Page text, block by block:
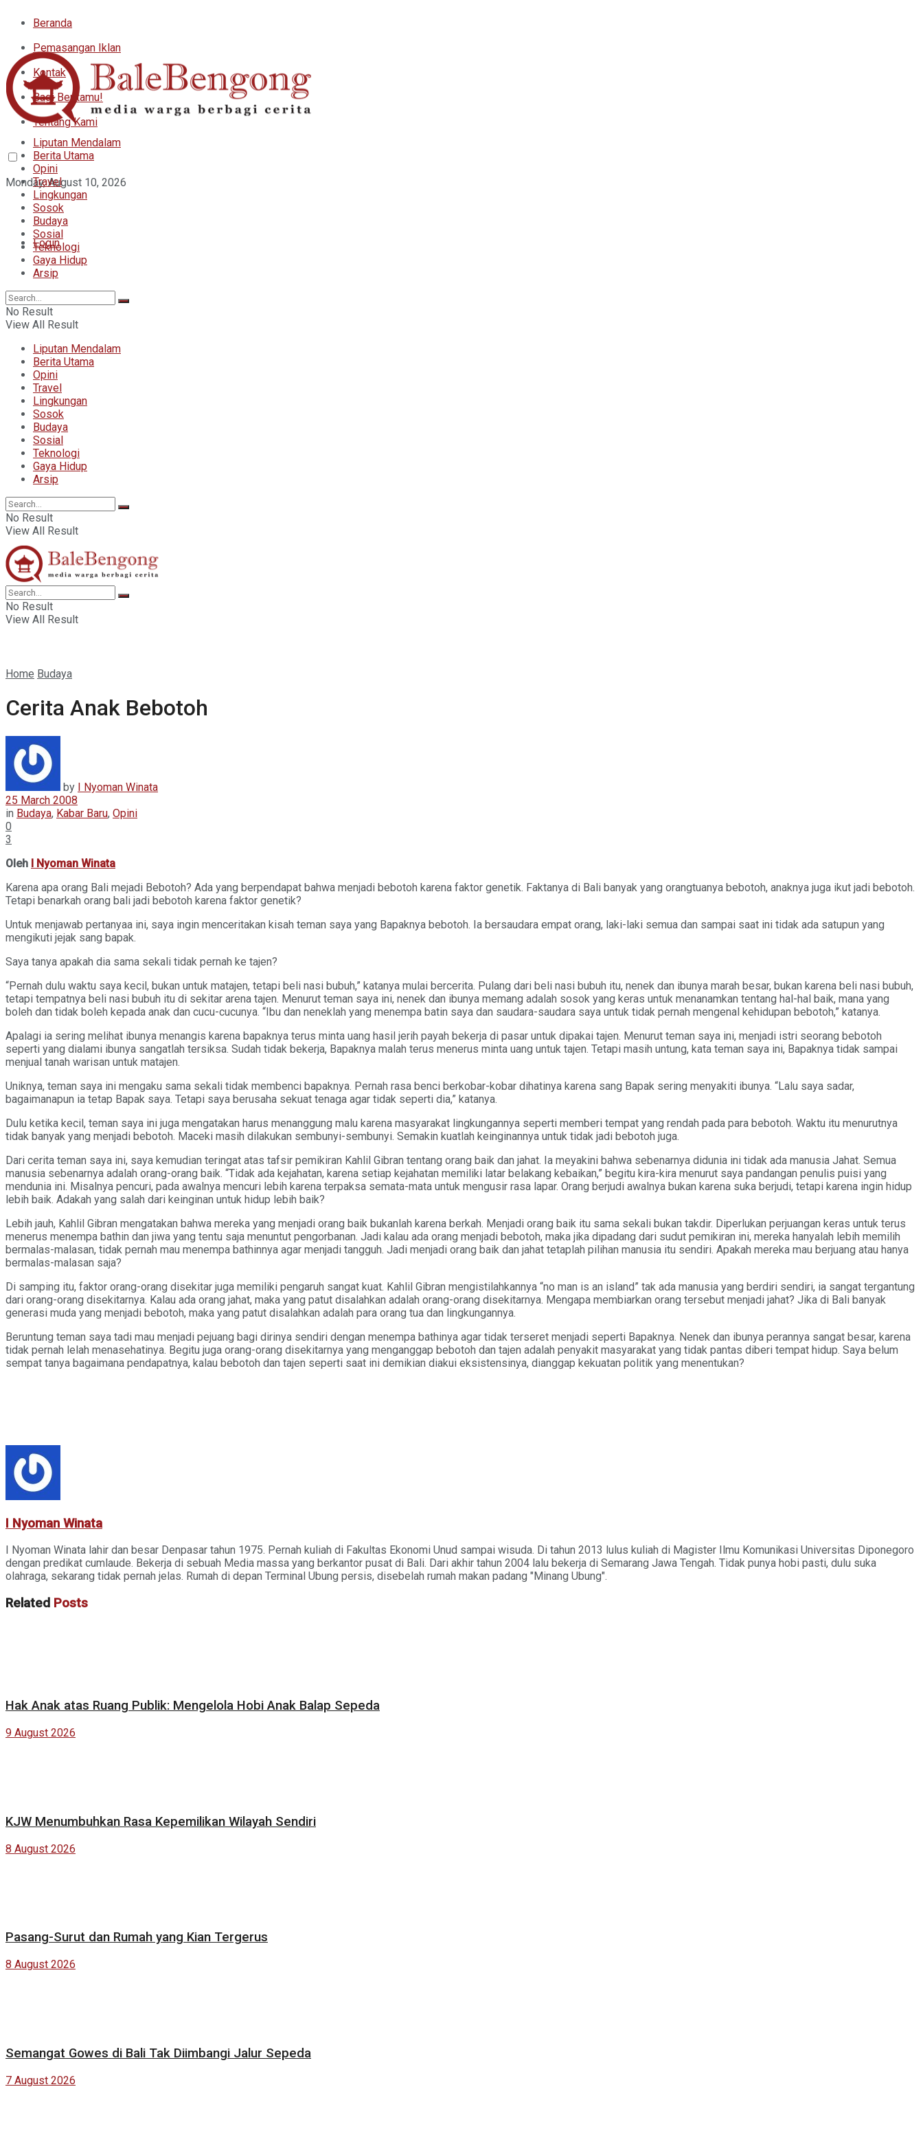
Beranda
Pemasangan Iklan
Kontak
Bagi Beritamu!
Tentang Kami
Monday, August 10, 2026
Login
Liputan Mendalam
Berita Utama
Opini
Travel
Lingkungan
Sosok
Budaya
Sosial
Teknologi
Gaya Hidup
Arsip
No Result
View All Result
Liputan Mendalam
Berita Utama
Opini
Travel
Lingkungan
Sosok
Budaya
Sosial
Teknologi
Gaya Hidup
Arsip
No Result
View All Result
No Result
View All Result
Home Budaya
Cerita Anak Bebotoh
by I Nyoman Winata
25 March 2008
in Budaya, Kabar Baru, Opini
0
3
Oleh I Nyoman Winata
Karena apa orang Bali mejadi Bebotoh? Ada yang berpendapat bahwa menjadi bebotoh karena faktor genetik. Faktanya di Bali banyak yang orangtuanya bebotoh, anaknya juga ikut jadi bebotoh.
Tetapi benarkah orang bali jadi bebotoh karena faktor genetik?
Untuk menjawab pertanyaa ini, saya ingin menceritakan kisah teman saya yang Bapaknya bebotoh. Ia bersaudara empat orang, laki-laki semua dan sampai saat ini tidak ada satupun yang
mengikuti jejak sang bapak.
Saya tanya apakah dia sama sekali tidak pernah ke tajen?
“Pernah dulu waktu saya kecil, bukan untuk matajen, tetapi beli nasi bubuh,” katanya mulai bercerita. Pulang dari beli nasi bubuh itu, nenek dan ibunya marah besar, bukan karena beli nasi bubuh,
tetapi tempatnya beli nasi bubuh itu di sekitar arena tajen. Menurut teman saya ini, nenek dan ibunya memang adalah sosok yang keras untuk menanamkan tentang hal-hal baik, mana yang
boleh dan tidak boleh kepada anak dan cucu-cucunya. “Ibu dan neneklah yang menempa batin saya dan saudara-saudara saya untuk tidak pernah mengenal kehidupan bebotoh,” katanya.
Apalagi ia sering melihat ibunya menangis karena bapaknya terus minta uang hasil jerih payah bekerja di pasar untuk dipakai tajen. Menurut teman saya ini, menjadi istri seorang bebotoh
seperti yang dialami ibunya sangatlah tersiksa. Sudah tidak bekerja, Bapaknya malah terus menerus minta uang untuk tajen. Tetapi masih untung, kata teman saya ini, Bapaknya tidak sampai
menjual tanah warisan untuk matajen.
Uniknya, teman saya ini mengaku sama sekali tidak membenci bapaknya. Pernah rasa benci berkobar-kobar dihatinya karena sang Bapak sering menyakiti ibunya. “Lalu saya sadar,
bagaimanapun ia tetap Bapak saya. Tetapi saya berusaha sekuat tenaga agar tidak seperti dia,” katanya.
Dulu ketika kecil, teman saya ini juga mengatakan harus menanggung malu karena masyarakat lingkungannya seperti memberi tempat yang rendah pada para bebotoh. Waktu itu menurutnya
tidak banyak yang menjadi bebotoh. Maceki masih dilakukan sembunyi-sembunyi. Semakin kuatlah keinginannya untuk tidak jadi bebotoh juga.
Dari cerita teman saya ini, saya kemudian teringat atas tafsir pemikiran Kahlil Gibran tentang orang baik dan jahat. Ia meyakini bahwa sebenarnya didunia ini tidak ada manusia Jahat. Semua
manusia sebenarnya adalah orang-orang baik. “Tidak ada kejahatan, karena setiap kejahatan memiliki latar belakang kebaikan,” begitu kira-kira menurut saya pandangan penulis puisi yang
mendunia ini. Misalnya pencuri, pada awalnya mencuri lebih karena terpaksa semata-mata untuk mengusir rasa lapar. Orang berjudi awalnya bukan karena suka berjudi, tetapi karena ingin hidup
lebih baik. Adakah yang salah dari keinginan untuk hidup lebih baik?
Lebih jauh, Kahlil Gibran mengatakan bahwa mereka yang menjadi orang baik bukanlah karena berkah. Menjadi orang baik itu sama sekali bukan takdir. Diperlukan perjuangan keras untuk terus
menerus menempa bathin dan jiwa yang tentu saja menuntut pengorbanan. Jadi kalau ada orang menjadi bebotoh, maka jika dipadang dari sudut pemikiran ini, mereka hanyalah lebih memilih
bermalas-malasan, tidak pernah mau menempa bathinnya agar menjadi tangguh. Jadi menjadi orang baik dan jahat tetaplah pilihan manusia itu sendiri. Apakah mereka mau berjuang atau hanya
bermalas-malasan saja?
Di samping itu, faktor orang-orang disekitar juga memiliki pengaruh sangat kuat. Kahlil Gibran mengistilahkannya “no man is an island” tak ada manusia yang berdiri sendiri, ia sangat tergantung
dari orang-orang disekitarnya. Kalau ada orang jahat, maka yang patut disalahkan adalah orang-orang disekitarnya. Mengapa membiarkan orang tersebut menjadi jahat? Jika di Bali banyak
generasi muda yang menjadi bebotoh, maka yang patut disalahkan adalah para orang tua dan lingkungannya.
Beruntung teman saya tadi mau menjadi pejuang bagi dirinya sendiri dengan menempa bathinya agar tidak terseret menjadi seperti Bapaknya. Nenek dan ibunya perannya sangat besar, karena
tidak pernah lelah menasehatinya. Begitu juga orang-orang disekitarnya yang menganggap bebotoh dan tajen adalah penyakit masyarakat yang tidak pantas diberi tempat hidup. Saya belum
sempat tanya bagaimana pendapatnya, kalau bebotoh dan tajen seperti saat ini demikian diakui eksistensinya, dianggap kekuatan politik yang menentukan?
I Nyoman Winata
I Nyoman Winata lahir dan besar Denpasar tahun 1975. Pernah kuliah di Fakultas Ekonomi Unud sampai wisuda. Di tahun 2013 lulus kuliah di Magister Ilmu Komunikasi Universitas Diponegoro
dengan predikat cumlaude. Bekerja di sebuah Media massa yang berkantor pusat di Bali. Dari akhir tahun 2004 lalu bekerja di Semarang Jawa Tengah. Tidak punya hobi pasti, dulu suka
olahraga, sekarang tidak pernah jelas. Rumah di depan Terminal Ubung persis, disebelah rumah makan padang "Minang Ubung".
Related Posts
Hak Anak atas Ruang Publik: Mengelola Hobi Anak Balap Sepeda
9 August 2026
KJW Menumbuhkan Rasa Kepemilikan Wilayah Sendiri
8 August 2026
Pasang-Surut dan Rumah yang Kian Tergerus
8 August 2026
Semangat Gowes di Bali Tak Diimbangi Jalur Sepeda
7 August 2026